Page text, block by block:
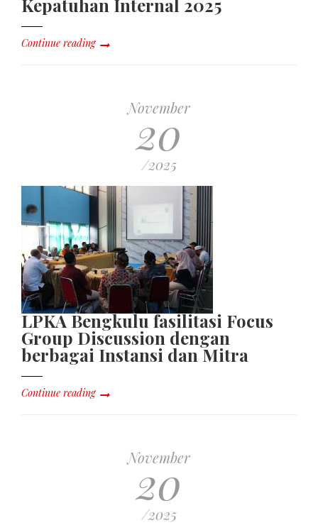
Kepatuhan Internal 2025
Continue reading
November
20
/2025
LPKA Bengkulu fasilitasi Focus
Group Discussion dengan
berbagai Instansi dan Mitra
Continue reading
November
20
/2025